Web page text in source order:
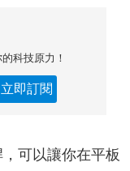
科技原力！
立即訂閱
可以讓你在平板